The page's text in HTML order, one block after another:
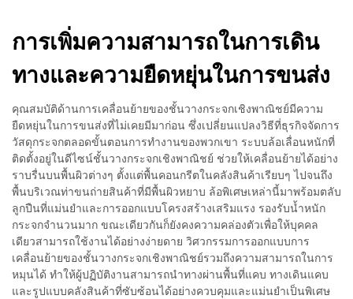
การเพิ่มความสามารถในการเดิน
ทางและความยืดหยุ่นในการขนส่ง
คุณสมบัติด้านการเคลื่อนย้ายของชั้นวางกระจกเชิงพาณิชย์มีความ
ยืดหยุ่นในการขนส่งที่ไม่เคยมีมาก่อน ซึ่งเปลี่ยนแปลงวิธีที่ธุรกิจจัดการ
วัสดุกระจกตลอดขั้นตอนการทำงานของพวกเขา ระบบล้อเลื่อนหนักที่
ติดตั้งอยู่ในดีไซน์ชั้นวางกระจกเชิงพาณิชย์ ช่วยให้เคลื่อนย้ายได้อย่าง
ราบรื่นบนพื้นผิวต่างๆ ตั้งแต่พื้นคอนกรีตในคลังสินค้าเรียบๆ ไปจนถึง
พื้นบริเวณท่าขนถ่ายสินค้าที่มีพื้นผิวหยาบ ล้อพิเศษเหล่านี้มาพร้อมตลับ
ลูกปืนที่แม่นยำและการออกแบบโครงสร้างเสริมแรง รองรับน้ำหนัก
กระจกจำนวนมาก ขณะเดียวกันก็ยังคงความคล่องตัวเพื่อให้บุคคล
เดียวสามารถใช้งานได้อย่างง่ายดาย วิศวกรรมการออกแบบการ
เคลื่อนย้ายของชั้นวางกระจกเชิงพาณิชย์รวมถึงความสามารถในการ
หมุนได้ ทำให้ผู้ปฏิบัติงานสามารถนำทางผ่านพื้นที่แคบ ทางเดินแคบ
และรูปแบบคลังสินค้าที่ซับซ้อนได้อย่างควบคุมและแม่นยำเป็นพิเศษ